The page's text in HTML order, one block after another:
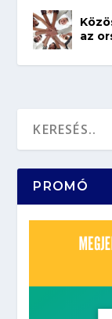
az
PROMÓ